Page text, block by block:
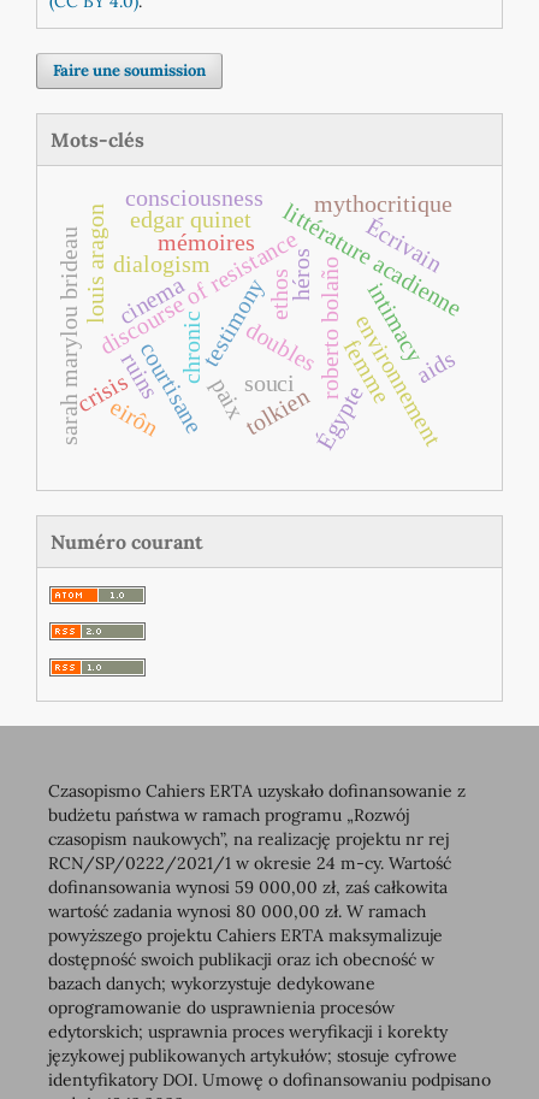
Faire une soumission
Mots-clés
roberto bolaño
souci
chronic
discourse of resistancelittérature acadienne
sarah marylou brideau environnement
testimonydoubles
héros
mythocritique
tolkien
mémoires
courtisane
dialogism
intimacy
Égypte
paix femme
louis aragon edgar quinet
consciousness
aids
ruins
cinema
crisis
ethos
eirôn
Écrivain
Numéro courant
Czasopismo Cahiers ERTA uzyskało dofinansowanie z
budżetu państwa w ramach programu „Rozwój
czasopism naukowych”, na realizację projektu nr rej
RCN/SP/0222/2021/1 w okresie 24 m-cy. Wartość
dofinansowania wynosi 59 000,00 zł, zaś całkowita
wartość zadania wynosi 80 000,00 zł. W ramach
powyższego projektu Cahiers ERTA maksymalizuje
dostępność swoich publikacji oraz ich obecność w
bazach danych; wykorzystuje dedykowane
oprogramowanie do usprawnienia procesów
edytorskich; usprawnia proces weryfikacji i korekty
językowej publikowanych artykułów; stosuje cyfrowe
identyfikatory DOI. Umowę o dofinansowaniu podpisano